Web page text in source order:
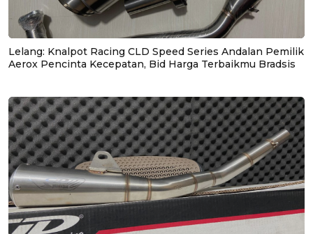
Lelang: Knalpot Racing CLD Speed Series Andalan Pemilik
Aerox Pencinta Kecepatan, Bid Harga Terbaikmu Bradsis